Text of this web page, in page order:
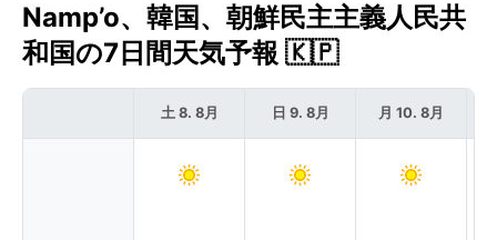
Namp’o、韓国、朝鮮民主主義人民共
和国の7日間天気予報 🇰🇵
土 8. 8月 日 9. 8月 月 10. 8月